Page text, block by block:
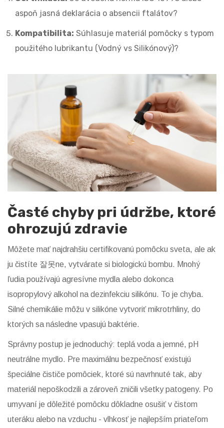
aspoň jasná deklarácia o absencii ftalátov?
Kompatibilita: Súhlasuje materiál pomôcky s typom
použitého lubrikantu (Vodný vs Silikónový)?
Časté chyby pri údržbe, ktoré
ohrozujú zdravie
Môžete mať najdrahšiu certifikovanú pomôcku sveta, ale ak
ju čistíte 잘못ne, vytvárate si biologickú bombu. Mnohý
ľudia používajú agresívne mydla alebo dokonca
isopropylový alkohol na dezinfekciu silikónu. To je chyba.
Silné chemikálie môžu v silikóne vytvoriť mikrotrhliny, do
ktorých sa následne vpasujú baktérie.
Správny postup je jednoduchý: teplá voda a jemné, pH
neutrálne mydlo. Pre maximálnu bezpečnosť existujú
špeciálne čističe pomôciek, ktoré sú navrhnuté tak, aby
materiál nepoškodzili a zároveň zničili všetky patogeny. Po
umyvaní je dôležité pomôcku dôkladne osušiť v čistom
uteráku alebo na vzduchu - vlhkosť je najlepším priateľom